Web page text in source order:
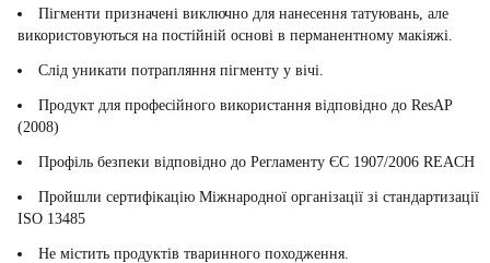
Пігменти призначені виключно для нанесення татуювань, але
використовуються на постійній основі в перманентному макіяжі.
Слід уникати потрапляння пігменту у вічі.
Продукт для професійного використання відповідно до ResAP
(2008)
Профіль безпеки відповідно до Регламенту ЄС 1907/2006 REACH
Пройшли сертифікацію Міжнародної організації зі стандартизації
ISO 13485
Не містить продуктів тваринного походження.